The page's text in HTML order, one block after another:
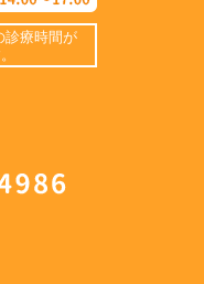
診療時間が